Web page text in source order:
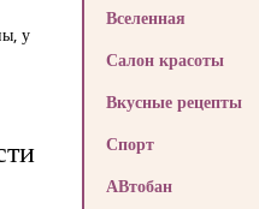
у
Вселенная
Салон красоты
Вкусные рецепты
Спорт
АВтобан